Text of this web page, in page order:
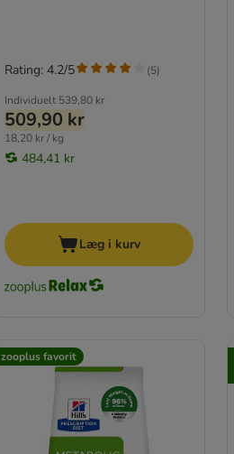
Individuelt 539,80 kr
509,90 kr
18,20 kr / kg
484,41 kr
Rating: 4.2/5 (5)
Læg i kurv
zooplus favorit